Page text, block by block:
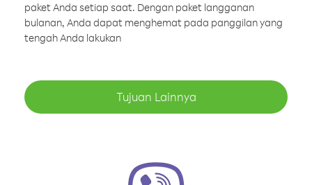
paket Anda setiap saat. Dengan paket langganan
bulanan, Anda dapat menghemat pada panggilan yang
tengah Anda lakukan
Tujuan Lainnya